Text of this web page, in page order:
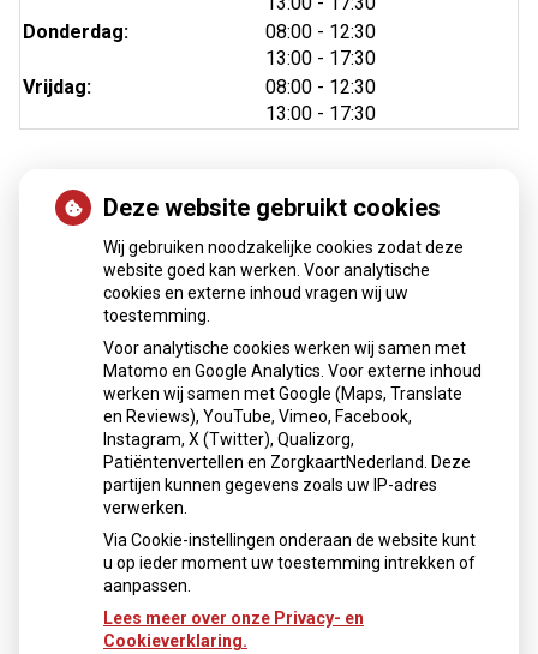
Donderdag:
08:00 tot
- 12:30
13:00 tot
- 17:30
Vrijdag:
08:00 tot
- 12:30
13:00 tot
- 17:30
Nieuws
Sinds huisartsen afslankmedicijnen mogen voorschrijven,
neemt gebruik toe
Schurft sinds corona geen vergeten ziekte meer: aantal
uitbraken fors gestegen
Stoppen met afslankmedicijnen betekent zonder
leefstijlaanpassingen weer gewichtstoename
Kookadvies drinkwater in provincie Utrecht vanwege
besmetting
Terugroepactie babyvoeding Nestlé: bacterie kan baby’s
ziek maken
Deze website gebruikt cookies
Wij gebruiken noodzakelijke cookies zodat deze
website goed kan werken. Voor analytische
cookies en externe inhoud vragen wij uw
toestemming.
Voor analytische cookies werken wij samen met
Matomo en Google Analytics. Voor externe inhoud
werken wij samen met Google (Maps, Translate
en Reviews), YouTube, Vimeo, Facebook,
Instagram, X (Twitter), Qualizorg,
Patiëntenvertellen en ZorgkaartNederland. Deze
partijen kunnen gegevens zoals uw IP-adres
verwerken.
Via Cookie-instellingen onderaan de website kunt
u op ieder moment uw toestemming intrekken of
aanpassen.
Lees meer over onze Privacy- en
Cookieverklaring.